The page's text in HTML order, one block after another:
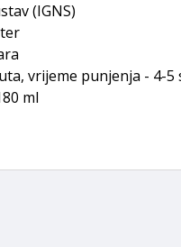
(IGNS)
vrijeme punjenja - 4-5
ml